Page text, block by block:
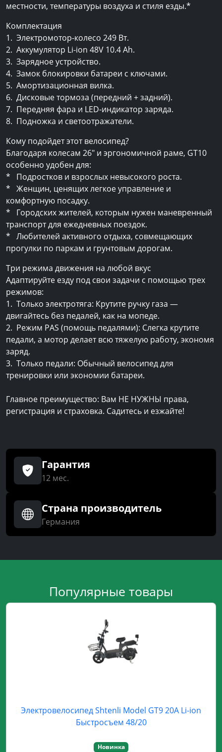
местности, температуры воздуха и стиля езды.*
Комплектация
1. Электромотор-колесо 249 Вт.
2. Аккумулятор Li-ion 48V 10.4 Ah.
3. Зарядное устройство.
4. Замок блокировки батареи с ключами.
5. Амортизационная вилка.
6. Дисковые тормоза (передний + задний).
7. Передняя фара и LED-индикатор заряда.
8. Подножка и светоотражатели.
Кому подойдет этот велосипед?
Благодаря колесам 26" и эргономичной раме, GT10
особенно удобен для:
* Подростков и взрослых невысокого роста.
* Женщин, ценящих легкое управление и
комфортную посадку.
* Городских жителей, которым нужен маневренный
транспорт для ежедневных поездок.
* Любителей активного отдыха, совмещающих
прогулки по паркам и грунтовым дорогам.
Три режима движения на любой вкус
Адаптируйте езду под свои задачи с помощью трех
режимов:
1. Только электротяга: Крутите ручку газа —
двигайтесь без педалей, как на мопеде.
2. Режим PAS (помощь педалями): Слегка крутите
педали, а мотор делает всю тяжелую работу, экономя
заряд.
3. Только педали: Обычный велосипед для
тренировки или экономии батареи.
Главное преимущество: Вам НЕ НУЖНЫ права,
регистрация и страховка. Садитесь и езжайте!
Гарантия
12 мес.
Страна производитель
Германия
Популярные товары
Электровелосипед Shtenli Model GT9 20A Li-ion
Быстросъем 48/20
Новинка